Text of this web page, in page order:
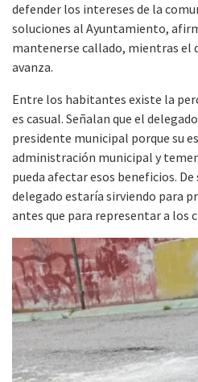
defender los intereses de la
soluciones al Ayuntamiento,
mantenerse callado, mientras
avanza.
Entre los habitantes existe la
es casual. Señalan que el
presidente municipal porque su
administración municipal y
pueda afectar esos beneficios.
delegado estaría sirviendo para
antes que para representar a los